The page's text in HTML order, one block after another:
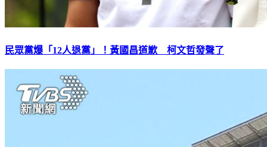
民眾黨爆「12人退黨」！黃國昌道歉 柯文哲發聲了